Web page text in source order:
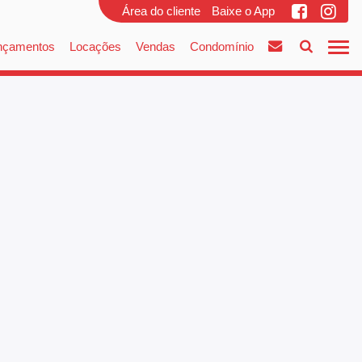
Área do cliente Baixe o App
Locações Vendas Condomínio